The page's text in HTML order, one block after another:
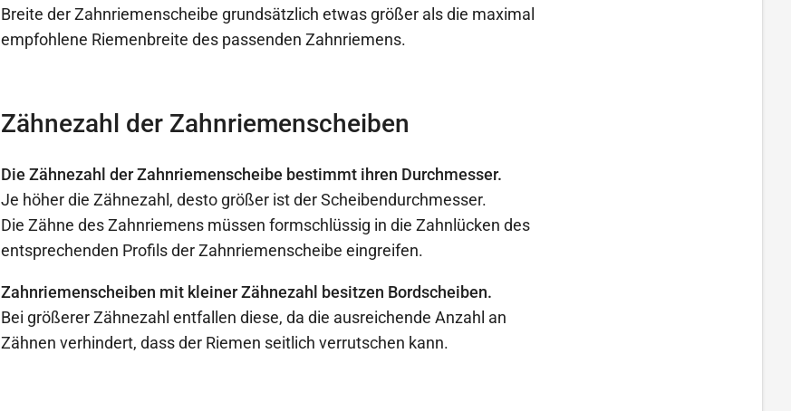
Breite der Zahnriemenscheibe grundsätzlich etwas größer als die maximal
empfohlene Riemenbreite des passenden Zahnriemens.
Zähnezahl der Zahnriemenscheiben
Die Zähnezahl der Zahnriemenscheibe bestimmt ihren Durchmesser.
Je höher die Zähnezahl, desto größer ist der Scheibendurchmesser.
Die Zähne des Zahnriemens müssen formschlüssig in die Zahnlücken des
entsprechenden Profils der Zahnriemenscheibe eingreifen.
Zahnriemenscheiben mit kleiner Zähnezahl besitzen Bordscheiben.
Bei größerer Zähnezahl entfallen diese, da die ausreichende Anzahl an
Zähnen verhindert, dass der Riemen seitlich verrutschen kann.